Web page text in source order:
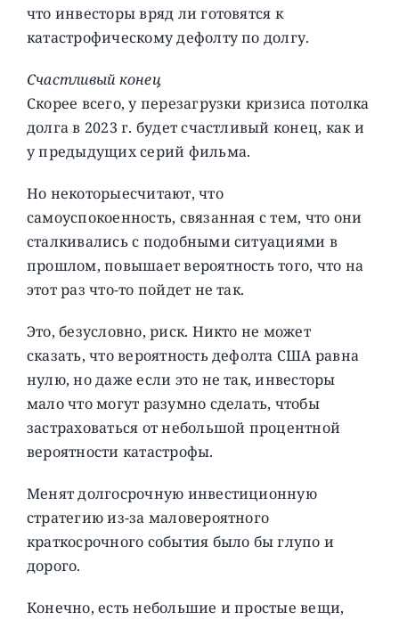
что инвесторы вряд ли готовятся к
катастрофическому дефолту по долгу.
Счастливый конец
Скорее всего, у перезагрузки кризиса потолка
долга в 2023 г. будет счастливый конец, как и
у предыдущих серий фильма.
Но некоторыесчитают, что
самоуспокоенность, связанная с тем, что они
сталкивались с подобными ситуациями в
прошлом, повышает вероятность того, что на
этот раз что-то пойдет не так.
Это, безусловно, риск. Никто не может
сказать, что вероятность дефолта США равна
нулю, но даже если это не так, инвесторы
мало что могут разумно сделать, чтобы
застраховаться от небольшой процентной
вероятности катастрофы.
Менят долгосрочную инвестиционную
стратегию из-за маловероятного
краткосрочного события было бы глупо и
дорого.
Конечно, есть небольшие и простые вещи,